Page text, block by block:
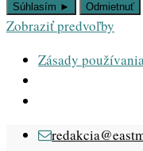
Súhlasím ► Odmietnuť
Zobraziť predvoľby
Zásady
Skip